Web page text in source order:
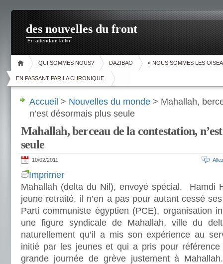
des nouvelles du front
En attendant la fin
QUI SOMMES NOUS? DAZIBAO « NOUS SOMMES LES
EN PASSANT PAR LA CHRONIQUE
Accueil > Nouvelles du monde > Mahallah,
n’est désormais plus seule
Mahallah, berceau de la contestation,
seule
10/02/2011
Imprimer
Mahallah (delta du Nil), envoyé spécial. Hamdi
jeune retraité, il n’en a pas pour autant cessé
Parti communiste égyptien (PCE), organisation
une figure syndicale de Mahallah, ville du
naturellement qu’il a mis son expérience au
initié par les jeunes et qui a pris pour
grande journée de grève justement à